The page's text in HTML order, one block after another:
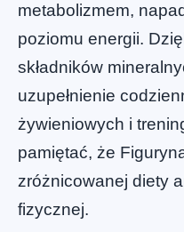
metabolizmem,
poziomu energii.
składników
uzupełnienie
żywieniowych i
pamiętać, że
zróżnicowanej diety
fizycznej.